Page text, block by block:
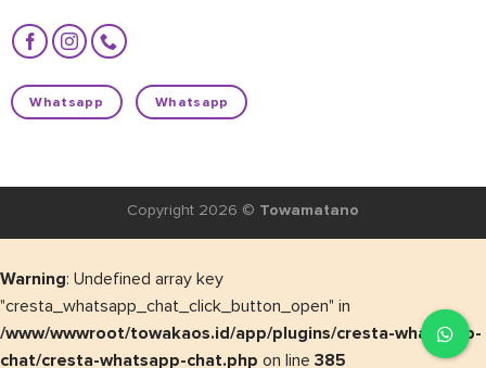
Whatsapp Whatsapp
Copyright 2026 © Towamatano
Warning: Undefined array key
"cresta_whatsapp_chat_click_button_open" in
/www/wwwroot/towakaos.id/app/plugins/cresta-whatsapp-
chat/cresta-whatsapp-chat.php on line 385